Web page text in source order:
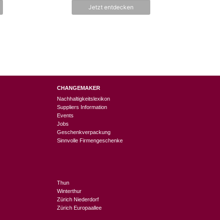
Jetzt entdecken
CHANGEMAKER
Nachhaltigkeitslexikon
Suppliers Information
Events
Jobs
Geschenkverpackung
Sinnvolle Firmengeschenke
Thun
Winterthur
Zürich Niederdorf
Zürich Europaallee